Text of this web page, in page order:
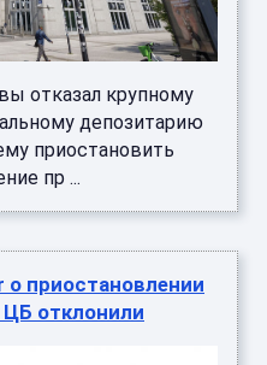
отказал крупному
депозитарию
приостановить
пр ...
о приостановлении
ЦБ отклонили